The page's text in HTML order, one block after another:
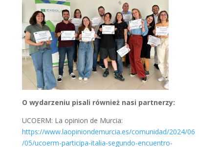
O wydarzeniu pisali również nasi partnerzy:
UCOERM: La opinion de Murcia:
https://www.laopiniondemurcia.es/comunidad/2024/06
/05/ucoerm-participa-italia-segundo-encuentro-